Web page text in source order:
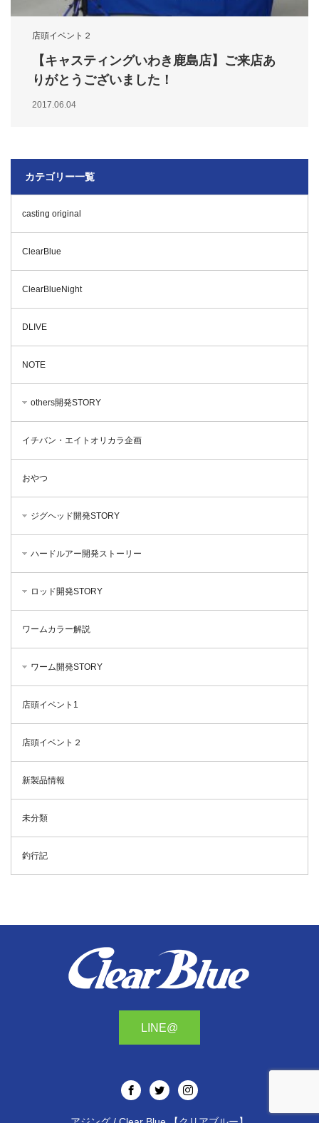
店頭イベント２
【キャスティングいわき鹿島店】ご来店あ
りがとうございました！
2017.06.04
カテゴリー一覧
casting original
ClearBlue
ClearBlueNight
DLIVE
NOTE
others開発STORY
イチバン・エイトオリカラ企画
おやつ
ジグヘッド開発STORY
ハードルアー開発ストーリー
ロッド開発STORY
ワームカラー解説
ワーム開発STORY
店頭イベント1
店頭イベント２
新製品情報
未分類
釣行記
LINE@